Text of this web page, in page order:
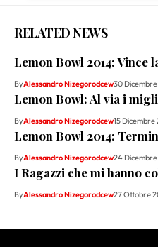
RELATED NEWS
Lemon Bowl 2014: Vince
ByAlessandro Nizegorodcew30 Dicembre
Lemon Bowl: Al via i
ByAlessandro Nizegorodcew15 Dicembre
Lemon Bowl 2014:
ByAlessandro Nizegorodcew24 Dicembre
I Ragazzi che mi hanno
ByAlessandro Nizegorodcew27 Ottobre